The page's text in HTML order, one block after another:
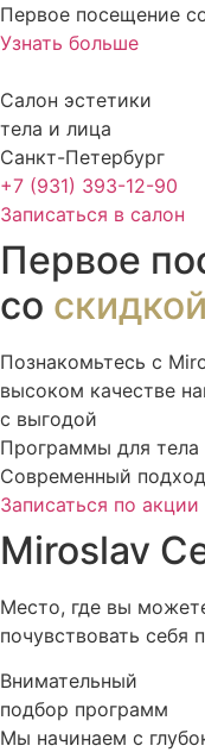
Перейти
к
Первое посещение
Узнать больше
Салон эстетики
тела и лица
Санкт-Петербург
+7 (931) 393-12-90
Записаться в салон
Первое
со
Познакомьтесь с
высоком качестве
с выгодой
Программы для тела
Современный
Записаться по акции
Miroslav
Место, где вы
почувствовать
Внимательный
подбор программ
Мы начинаем с